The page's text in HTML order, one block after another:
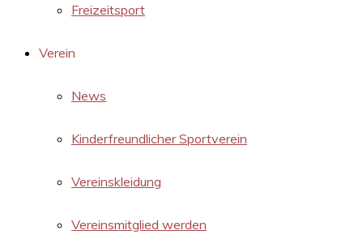
Freizeitsport
Verein
News
Kinderfreundlicher Sportverein
Vereinskleidung
Vereinsmitglied werden